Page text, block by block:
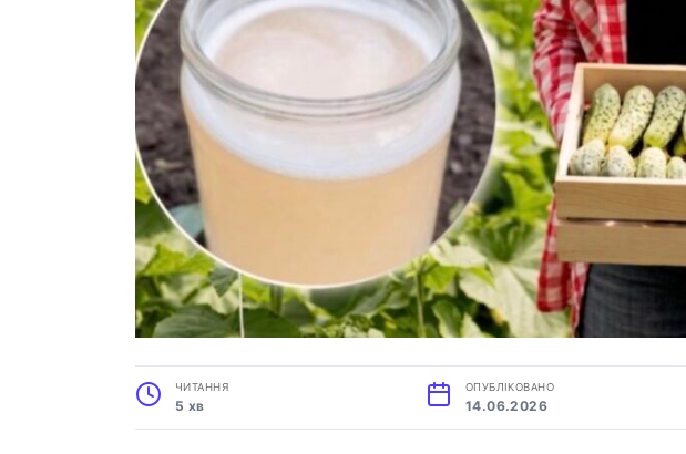
ЧИТАННЯ
5 хв
ОПУБЛІКОВАНО
14.06.2026